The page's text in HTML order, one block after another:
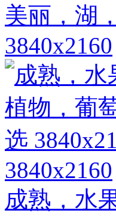
美丽，湖
3840x2160
3840x2160
成熟，水